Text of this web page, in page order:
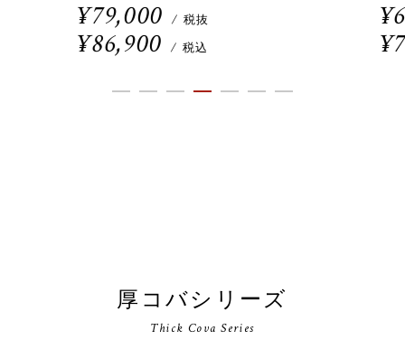
¥79,000 / 税抜
¥86,900 / 税込
厚コバシリーズ
Thick Cova Series